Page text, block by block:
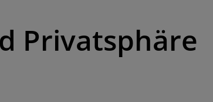
Privatsphäre